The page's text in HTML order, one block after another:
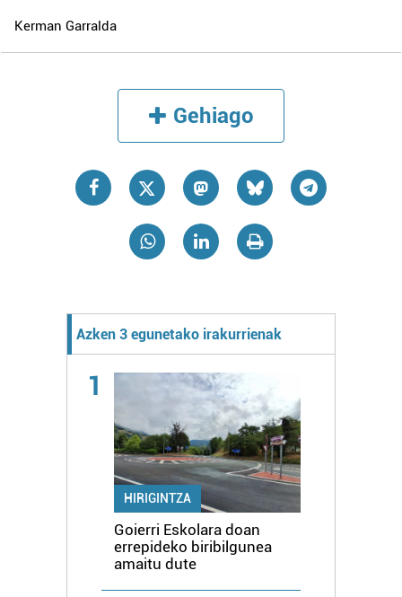
Kerman Garralda
Gehiago
Azken 3 egunetako irakurrienak
1
HIRIGINTZA
Goierri Eskolara doan
errepideko biribilgunea
amaitu dute